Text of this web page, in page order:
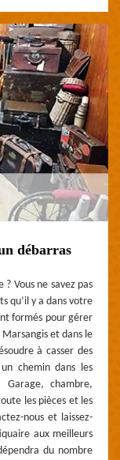
débarras
Vous ne savez pas
qu’il y a dans votre
formés pour gérer
et dans le
à casser des
chemin dans les
chambre,
les pièces et les
nous et laissez-
aux meilleurs
du nombre